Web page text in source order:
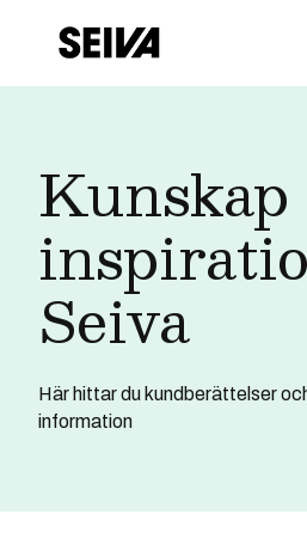
Kunskap
Seiva
Här hittar du kundberättelser
information